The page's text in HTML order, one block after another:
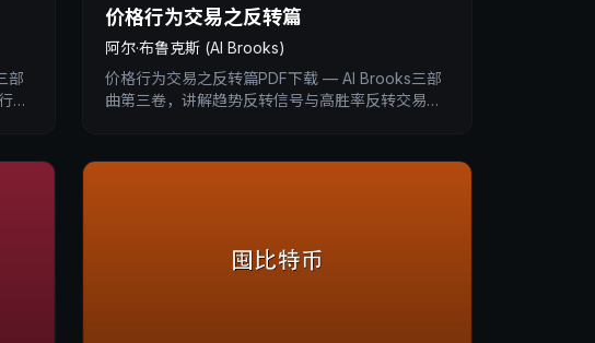
部
的
价格行为交易之反转篇
阿尔·布鲁克斯 (Al Brooks)
价格行为交易之反转篇PDF下载 — Al Brooks三部
曲第三卷，讲解趋势反转信号与高胜率反转交易策